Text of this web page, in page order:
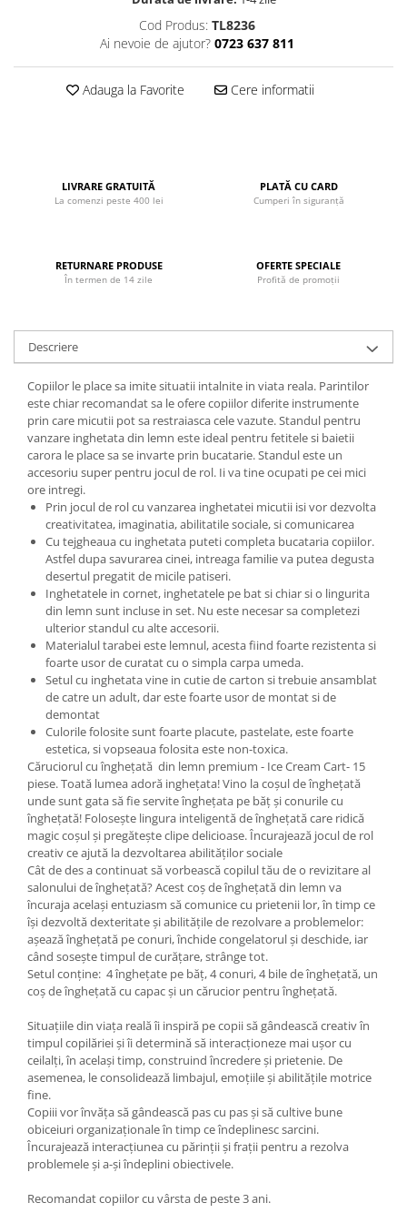
Ludicus Games
MemoRace
Pilsan
Play Doh
PolarB by Viga
Progarden
Prosperplast
Purple Cow
Raduka
Ravensburger
Schmidt
Sequin Art
Silverlit
Simba
Smoby
Spin Master
Stragoo Games
Sycomore
Tender Leaf
Topbright
Trefl
Vektory
Viga Toys
Wonderworld
Woody
Zoch
Cod Produs: TL8236
Ai nevoie de ajutor? 0723 637 811
Adauga la Favorite Cere informatii
LIVRARE GRATUITĂ
La comenzi peste 400 lei
PLATĂ CU CARD
Cumperi în siguranță
RETURNARE PRODUSE
În termen de 14 zile
OFERTE SPECIALE
Profită de promoții
Descriere
Copiilor le place sa imite situatii intalnite in viata reala. Parintilor
este chiar recomandat sa le ofere copiilor diferite instrumente
prin care micutii pot sa restraiasca cele vazute. Standul pentru
vanzare inghetata din lemn este ideal pentru fetitele si baietii
carora le place sa se invarte prin bucatarie. Standul este un
accesoriu super pentru jocul de rol. Ii va tine ocupati pe cei mici
ore intregi.
Prin jocul de rol cu vanzarea inghetatei micutii isi vor dezvolta
creativitatea, imaginatia, abilitatile sociale, si comunicarea
Cu tejgheaua cu inghetata puteti completa bucataria copiilor.
Astfel dupa savurarea cinei, intreaga familie va putea degusta
desertul pregatit de micile patiseri.
Inghetatele in cornet, inghetatele pe bat si chiar si o lingurita
din lemn sunt incluse in set. Nu este necesar sa completezi
ulterior standul cu alte accesorii.
Materialul tarabei este lemnul, acesta fiind foarte rezistenta si
foarte usor de curatat cu o simpla carpa umeda.
Setul cu inghetata vine in cutie de carton si trebuie ansamblat
de catre un adult, dar este foarte usor de montat si de
demontat
Culorile folosite sunt foarte placute, pastelate, este foarte
estetica, si vopseaua folosita este non-toxica.
Căruciorul cu înghețată din lemn premium - Ice Cream Cart- 15
piese. Toată lumea adoră inghețata! Vino la coșul de înghețată
unde sunt gata să fie servite înghețata pe băț și conurile cu
înghețată! Folosește lingura inteligentă de înghețată care ridică
magic coșul și pregătește clipe delicioase. Încurajează jocul de rol
creativ ce ajută la dezvoltarea abilităților sociale
Cât de des a continuat să vorbească copilul tău de o revizitare al
salonului de înghețată? Acest coș de înghețată din lemn va
încuraja același entuziasm să comunice cu prietenii lor, în timp ce
își dezvoltă dexteritate și abilitățile de rezolvare a problemelor:
așează înghețată pe conuri, închide congelatorul și deschide, iar
când sosește timpul de curățare, strânge tot.
Setul conține: 4 înghețate pe băț, 4 conuri, 4 bile de înghețată, un
coș de înghețată cu capac și un cărucior pentru înghețată.
Situațiile din viața reală îi inspiră pe copii să gândească creativ în
timpul copilăriei și îi determină să interacționeze mai ușor cu
ceilalți, în același timp, construind încredere și prietenie. De
asemenea, le consolidează limbajul, emoțiile și abilitățile motrice
fine.
Copiii vor învăța să gândească pas cu pas și să cultive bune
obiceiuri organizaționale în timp ce îndeplinesc sarcini.
Încurajează interacțiunea cu părinții și frații pentru a rezolva
problemele și a-și îndeplini obiectivele.
Recomandat copiilor cu vârsta de peste 3 ani.